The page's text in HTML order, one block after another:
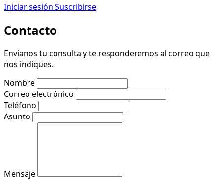
Iniciar sesión Suscribirse
Contacto
Envíanos tu consulta y te responderemos al correo que
nos indiques.
Nombre
Correo electrónico
Teléfono
Asunto
Mensaje